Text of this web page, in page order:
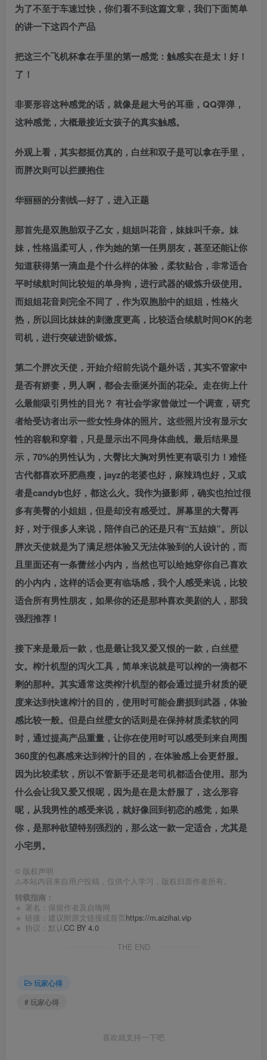
为了不至于车速过快，你们看不到这篇文章，我们下面简单
的讲一下这四个产品
把这三个飞机杯拿在手里的第一感觉：触感实在是太！好！
了！
非要形容这种感觉的话，就像是超大号的耳垂，QQ弹弹，
这种感觉，大概最接近女孩子的真实触感。
外观上看，其实都挺仿真的，白丝和双子是可以拿在手里，
而胖次则可以拦腰抱住
华丽丽的分割线—好了，进入正题
那首先是双胞胎双子乙女，姐姐叫花音，妹妹叫千奈。妹
妹，性格温柔可人，作为她的第一任男朋友，甚至还能让你
知道获得第一滴血是个什么样的体验，柔软贴合，非常适合
平时续航时间比较短的单身狗，进行武器的锻炼升级使用。
而姐姐花音则完全不同了，作为双胞胎中的姐姐，性格火
热，所以回比妹妹的刺激度更高，比较适合续航时间OK的老
司机，进行突破进阶锻炼。
第二个胖次天使，开始介绍前先说个题外话，其实不管家中
是否有娇妻，男人啊，都会去垂涎外面的花朵。走在街上什
么最能吸引男性的目光？ 有社会学家曾做过一个调查，研究
者给受访者出示一些女性身体的照片。这些照片没有显示女
性的容貌和穿着，只是显示出不同身体曲线。最后结果显
示，70%的男性认为，大臀比大胸对男性更有吸引力！难怪
古代都喜欢环肥燕瘦，jayz的老婆也好，麻辣鸡也好，又或
者是candyb也好，都这么火。我作为摄影师，确实也拍过很
多有美臀的小姐姐，但是却没有感受过。屏幕里的大臀再
好，对于很多人来说，陪伴自己的还是只有“五姑娘”。所以
胖次天使就是为了满足想体验又无法体验到的人设计的，而
且里面还有一条蕾丝小内内，当然也可以给她穿你自己喜欢
的小内内，这样的话会更有临场感，我个人感受来说，比较
适合所有男性朋友，如果你的还是那种喜欢美剧的人，那我
强烈推荐！
接下来是最后一款，也是最让我又爱又恨的一款，白丝壁
女。榨汁机型的泻火工具，简单来说就是可以榨的一滴都不
剩的那种。其实通常这类榨汁机型的都会通过提升材质的硬
度来达到快速榨汁的目的，使用时可能会磨损到武器，体验
感比较一般。但是白丝壁女的话则是在保持材质柔软的同
时，通过提高产品重量，让你在使用时可以感受到来自周围
360度的包裹感来达到榨汁的目的，在体验感上会更舒服。
因为比较柔软，所以不管新手还是老司机都适合使用。那为
什么会让我又爱又恨呢，因为是在是太舒服了，这么形容
呢，从我男性的感受来说，就好像回到初恋的感觉，如果
你，是那种欲望特别强烈的，那么这一款一定适合，尤其是
小宅男。
© 版权声明
⚠️本站内容来自用户投稿，仅供个人学习，版权归原作者所有。
转载指南：
🔹 署名：保留作者及 自嗨网
🔹 链接：建议附原文链接或首页https://m.aizihai.vip
🔹 协议：默认CC BY 4.0
THE END
玩家心得
# 玩家心得
喜欢就支持一下吧